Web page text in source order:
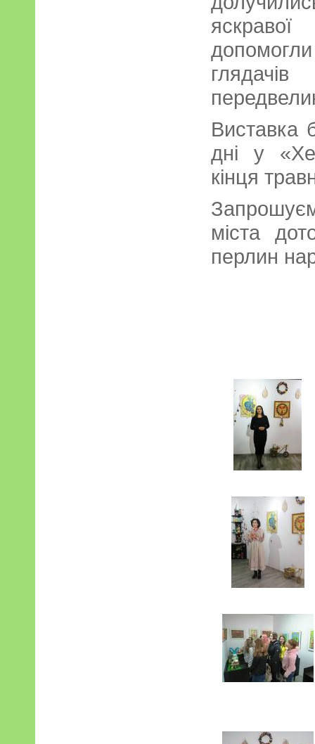
Виставка
дні у
кінця
міста
перлин